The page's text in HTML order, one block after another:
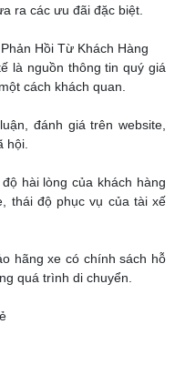
ra các ưu đãi đặc biệt.
Hồi Từ Khách Hàng
là nguồn thông tin quý giá
cách khách quan.
đánh giá trên website,
hội.
hài lòng của khách hàng
thái độ phục vụ của tài xế
hãng xe có chính sách hỗ
quá trình di chuyển.